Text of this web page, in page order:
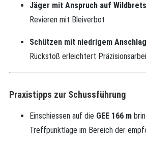
Jäger mit Anspruch auf
Revieren mit Bleiverbot
Schützen mit niedrigem
Rückstoß erleichtert
Praxistipps zur Schussführung
Einschiessen auf die GEE 166 m
Treffpunktlage im Bereich der